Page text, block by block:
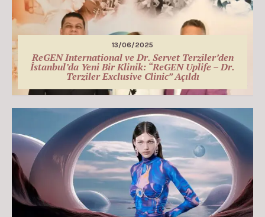
13/06/2025
ReGEN International ve Dr. Servet Terziler’den
İstanbul’da Yeni Bir Klinik: “ReGEN Uplife – Dr.
Terziler Exclusive Clinic” Açıldı